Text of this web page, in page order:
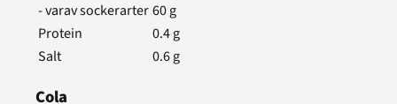
- varav sockerarter60g
Protein
0.4g
Salt
0.6g
Cola